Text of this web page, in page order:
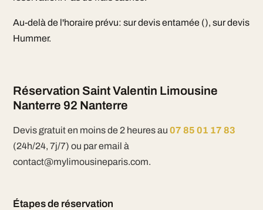
Au-delà de l'horaire prévu: sur devis entamée (), sur devis
Hummer.
Réservation Saint Valentin Limousine
Nanterre 92 Nanterre
Devis gratuit en moins de 2 heures au 07 85 01 17 83
(24h/24, 7j/7) ou par email à
contact@mylimousineparis.com.
Étapes de réservation